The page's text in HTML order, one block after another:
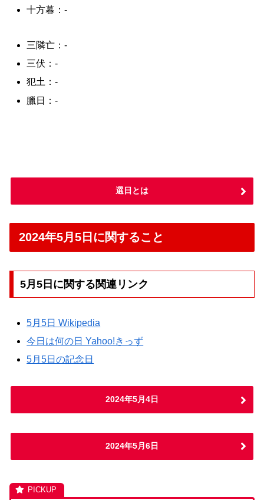
十方暮：-
三隣亡：-
三伏：-
犯土：-
臘日：-
選日とは
2024年5月5日に関すること
5月5日に関する関連リンク
5月5日 Wikipedia
今日は何の日 Yahoo!きっず
5月5日の記念日
2024年5月4日
2024年5月6日